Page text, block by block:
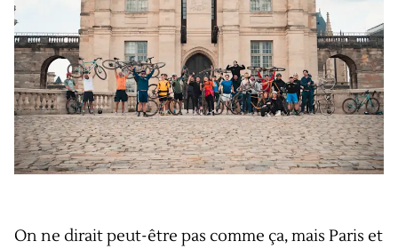
On ne dirait peut-être pas comme ça, mais Paris et